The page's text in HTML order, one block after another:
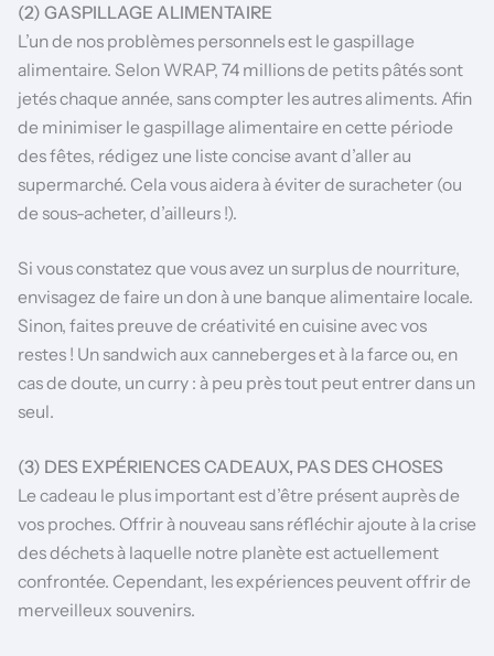
(2) GASPILLAGE ALIMENTAIRE
L’un de nos problèmes personnels est le gaspillage
alimentaire. Selon WRAP, 74 millions de petits pâtés sont
jetés chaque année, sans compter les autres aliments. Afin
de minimiser le gaspillage alimentaire en cette période
des fêtes, rédigez une liste concise avant d’aller au
supermarché. Cela vous aidera à éviter de suracheter (ou
de sous-acheter, d’ailleurs !).
Si vous constatez que vous avez un surplus de nourriture,
envisagez de faire un don à une banque alimentaire locale.
Sinon, faites preuve de créativité en cuisine avec vos
restes ! Un sandwich aux canneberges et à la farce ou, en
cas de doute, un curry : à peu près tout peut entrer dans un
seul.
(3) DES EXPÉRIENCES CADEAUX, PAS DES CHOSES
Le cadeau le plus important est d’être présent auprès de
vos proches. Offrir à nouveau sans réfléchir ajoute à la crise
des déchets à laquelle notre planète est actuellement
confrontée. Cependant, les expériences peuvent offrir de
merveilleux souvenirs.